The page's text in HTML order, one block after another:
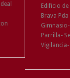
Edificio
Brava
Parrilla-